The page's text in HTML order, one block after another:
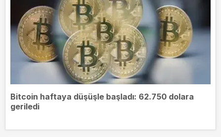
Bitcoin haftaya düşüşle başladı: 62.750 dolara
geriledi